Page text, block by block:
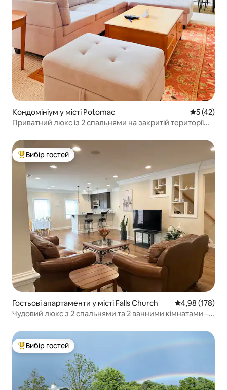
Кондомініум у місті Potomac Середня
5 (42)
Приватний люкс із 2 спальнями на закритій території
Топ вибір гостей
Вибір гостей
Гостьові апартаменти у місті Falls Church Середня
4,98 (178)
Чудовий люкс з 2 спальнями та 2 ванними кімнатами –
Топ вибір гостей
Вибір гостей